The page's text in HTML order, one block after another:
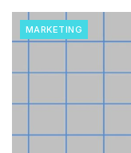
MARKETING